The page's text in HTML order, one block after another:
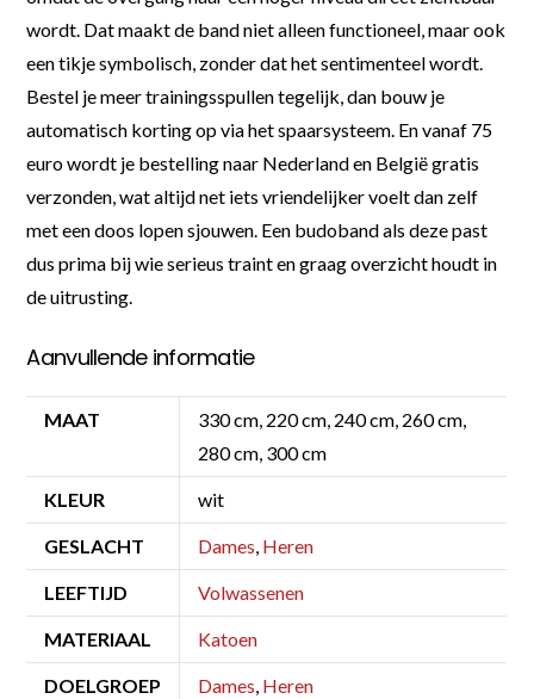
wordt. Dat maakt de band niet alleen functioneel, maar ook
een tikje symbolisch, zonder dat het sentimenteel wordt.
Bestel je meer trainingsspullen tegelijk, dan bouw je
automatisch korting op via het spaarsysteem. En vanaf 75
euro wordt je bestelling naar Nederland en België gratis
verzonden, wat altijd net iets vriendelijker voelt dan zelf
met een doos lopen sjouwen. Een budoband als deze past
dus prima bij wie serieus traint en graag overzicht houdt in
de uitrusting.
Aanvullende informatie
MAAT
330 cm, 220 cm, 240 cm, 260 cm,
280 cm, 300 cm
KLEUR wit
GESLACHT Dames, Heren
LEEFTIJD Volwassenen
MATERIAAL Katoen
DOELGROEP Dames, Heren